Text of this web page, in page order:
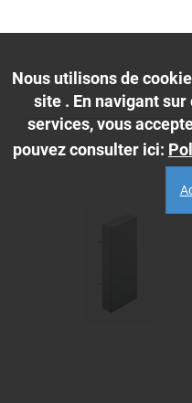
Nous utilisons de
site . En navigant
services, vous
pouvez consulter ici: